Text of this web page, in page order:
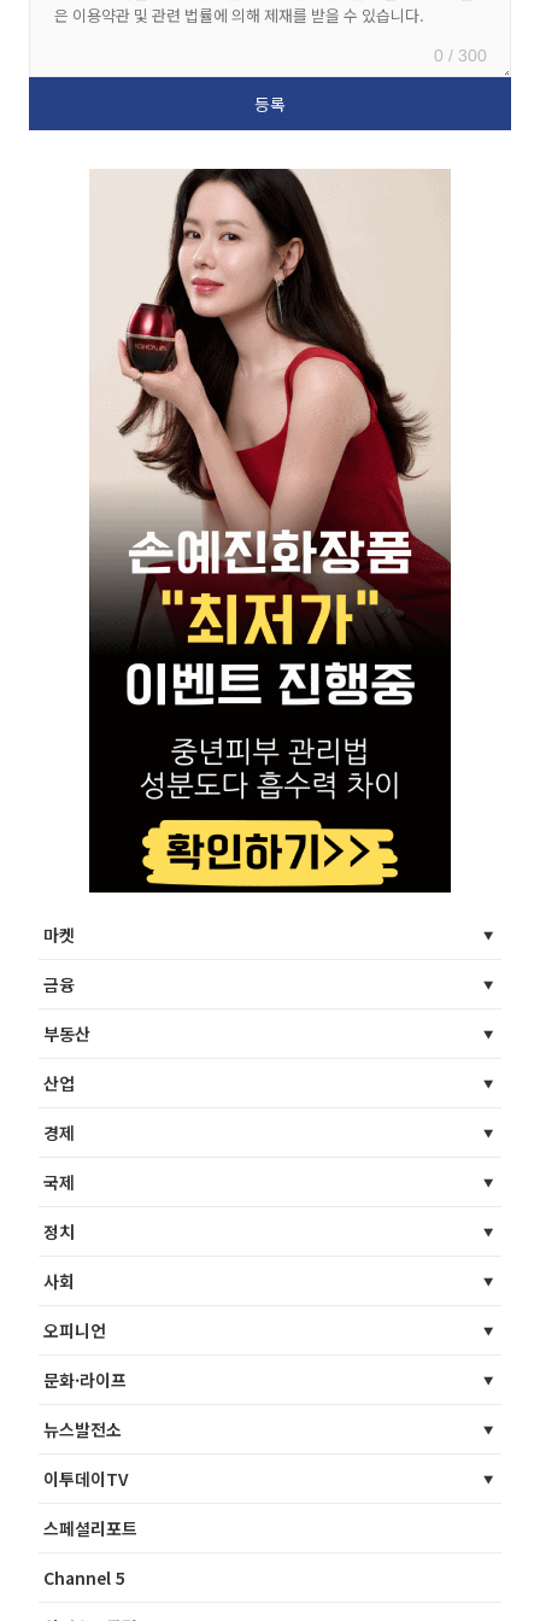
0 / 300
마켓
금융
부동산
산업
경제
국제
정치
사회
오피니언
문화·라이프
뉴스발전소
이투데이TV
스페셜리포트
Channel 5